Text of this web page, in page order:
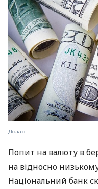
Долар
Попит на валюту в
на відносно
Національний банк